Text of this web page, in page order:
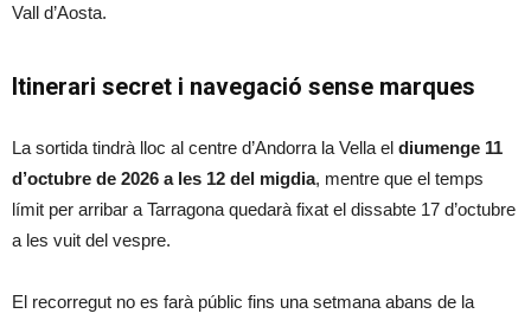
Vall d’Aosta.
Itinerari secret i navegació sense marques
La sortida tindrà lloc al centre d’Andorra la Vella el diumenge 11
d’octubre de 2026 a les 12 del migdia, mentre que el temps
límit per arribar a Tarragona quedarà fixat el dissabte 17 d’octubre
a les vuit del vespre.
El recorregut no es farà públic fins una setmana abans de la